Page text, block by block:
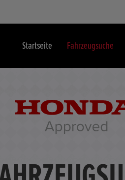
Startseite Fahrzeugsuche